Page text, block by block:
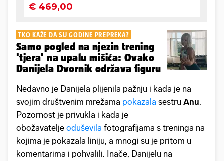
TKO KAŽE DA SU GODINE PREPREKA?
Samo pogled na njezin trening
'tjera' na upalu mišića: Ovako
Danijela Dvornik održava figuru
Nedavno je Danijela plijenila pažnju i kada je na
svojim društvenim mrežama pokazala sestru Anu.
Pozornost je privukla i kada je
obožavatelje oduševila fotografijama s treninga na
kojima je pokazala liniju, a mnogi su je pritom u
komentarima i pohvalili. Inače, Danijelu na